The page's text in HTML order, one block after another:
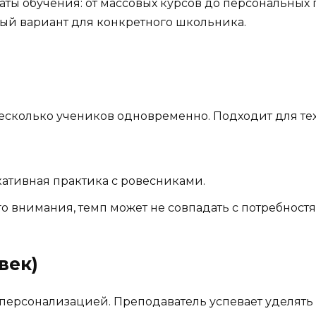
обучения: от массовых курсов до
вариант для конкретного школьника.
учеников одновременно. Подходит для
практика с ровесниками.
темп может не совпадать с
Преподаватель успевает